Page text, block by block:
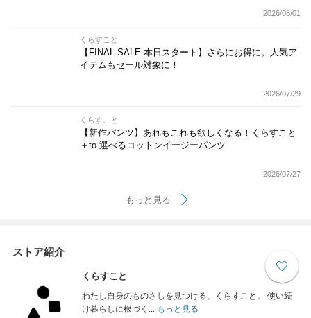
2026/08/01
くらすこと
【FINAL SALE 本日スタート】さらにお得に。人気ア
イテムもセール対象に！
2026/07/29
くらすこと
【新作パンツ】あれもこれも欲しくなる！くらすこと
＋to 選べるコットンイージーパンツ
2026/07/27
もっと見る
ストア紹介
くらすこと
わたし自身のものさしを見つける、くらすこと。 使い続
け暮らしに根づく...もっと見る